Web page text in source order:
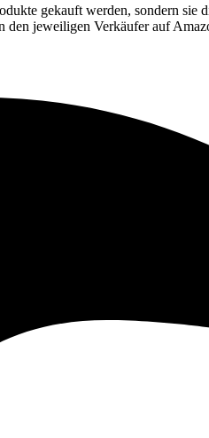
gekauft werden, sondern
den jeweiligen Verkäufer auf